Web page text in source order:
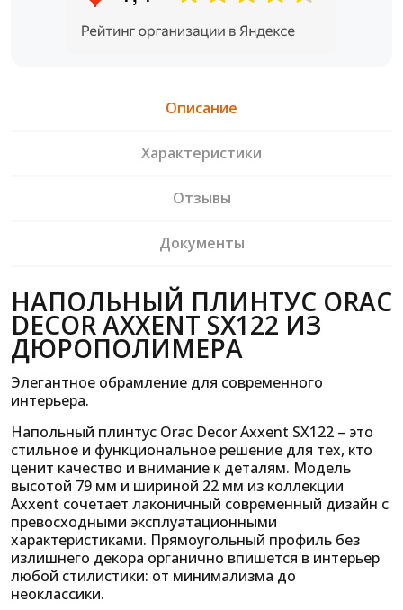
Описание
Характеристики
Отзывы
Документы
НАПОЛЬНЫЙ ПЛИНТУС ORAC
DECOR AXXENT SX122 ИЗ
ДЮРОПОЛИМЕРА
Элегантное обрамление для современного
интерьера.
Напольный плинтус Orac Decor Axxent SX122 – это
стильное и функциональное решение для тех, кто
ценит качество и внимание к деталям. Модель
высотой 79 мм и шириной 22 мм из коллекции
Axxent сочетает лаконичный современный дизайн с
превосходными эксплуатационными
характеристиками. Прямоугольный профиль без
излишнего декора органично впишется в интерьер
любой стилистики: от минимализма до
неоклассики.